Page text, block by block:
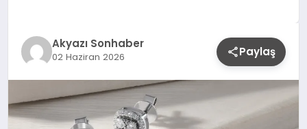
SPOR
TEKNOLOJI
YAŞAM
Akyazı Sonhaber
02 Haziran 2026 Paylaş